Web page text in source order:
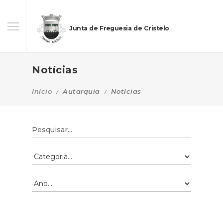
Junta de Freguesia de Cristelo
Notícias
Início Autarquia Notícias